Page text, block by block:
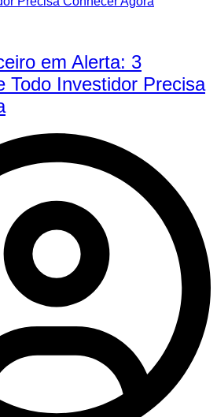
em Alerta: 3
Todo Investidor Precisa